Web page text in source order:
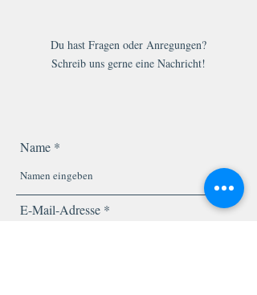
Du hast Fragen oder Anregungen?
Schreib uns gerne eine Nachricht!
Name
E-Mail-Adresse